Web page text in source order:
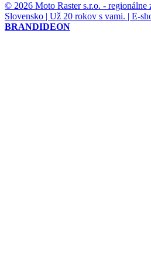
© 2026 Moto Raster s.r.o. - regionálne
Slovensko | Už 20 rokov s vami. | E-
BRANDIDEON